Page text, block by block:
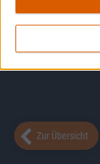
Zur Übersicht